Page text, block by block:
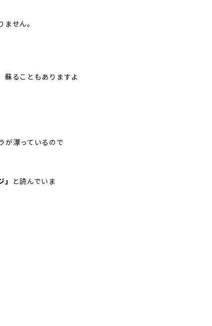
せん。
蘇ることもありますよ
が漂っているので
と読んでいま